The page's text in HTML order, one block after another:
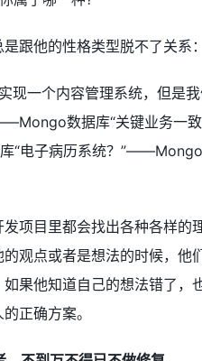
跟他的性格类型脱不了关系：
现一个内容管理系统，但
数据库“关键业务一
“电子病历系统？
项目里都会找出各种各样的
观点或者是想法的时候，他
果他知道自己的想法错了，
正确方案。